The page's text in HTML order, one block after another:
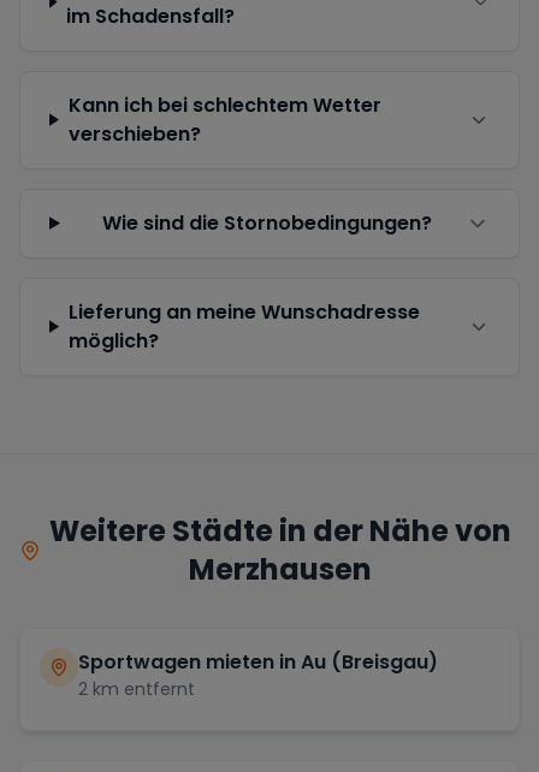
im Schadensfall?
Kann ich bei schlechtem Wetter
verschieben?
Wie sind die Stornobedingungen?
Lieferung an meine Wunschadresse
möglich?
Weitere Städte in der Nähe von
Merzhausen
Sportwagen mieten inAu (Breisgau)
2 km entfernt